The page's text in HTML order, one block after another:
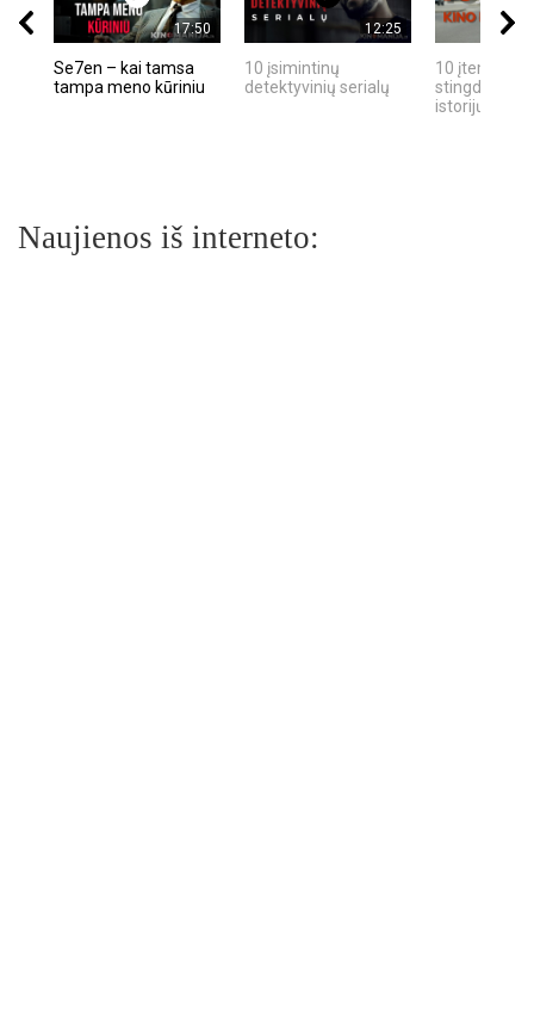
17:50
Se7en – kai tamsa
tampa meno kūriniu
12:25
10 įsimintinų
detektyvinių serialų
10 įtemptų,
stingdančių
istorijų
Naujienos iš interneto: